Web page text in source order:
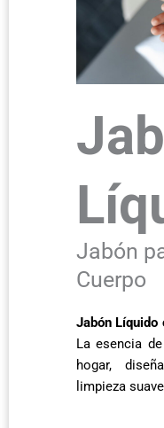
Jabón
Cuerpo
Jabón Líquido
La esencia
hogar,
limpieza